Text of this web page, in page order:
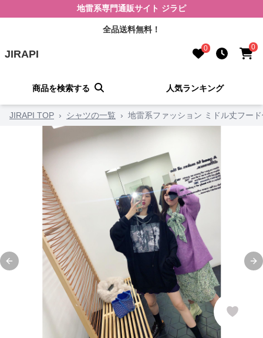
地雷系専門通販サイト ジラピ
全品送料無料！
JIRAPI 0 0
商品を検索する 人気ランキング
JIRAPI TOP › シャツの一覧 › 地雷系ファッション ミドル丈フー
Previous slide